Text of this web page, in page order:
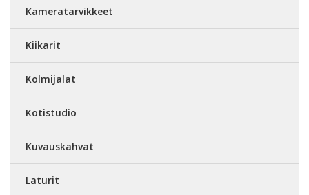
Kameratarvikkeet
Kiikarit
Kolmijalat
Kotistudio
Kuvauskahvat
Laturit